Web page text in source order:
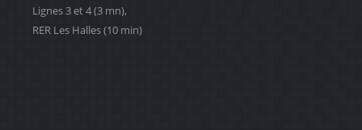
Lignes 3 et 4 (3 mn),
RER Les Halles (10 min)